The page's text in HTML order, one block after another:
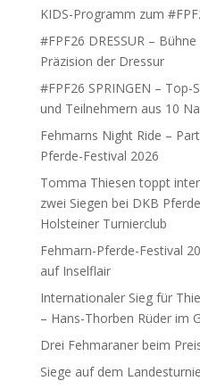
KIDS-Programm zum
#FPF26 DRESSUR –
Präzision der Dressur
#FPF26 SPRINGEN –
und Teilnehmern aus 10
Fehmarns Night Ride –
Pferde-Festival 2026
Tomma Thiesen toppt
zwei Siegen bei DKB
Holsteiner Turnierclub
Fehmarn-Pferde-Festival
auf Inselflair
Internationaler Sieg für
– Hans-Thorben Rüder im
Drei Fehmaraner beim
Siege auf dem